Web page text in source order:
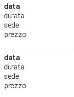
data
durata
sede
prezzo
data
durata
sede
prezzo